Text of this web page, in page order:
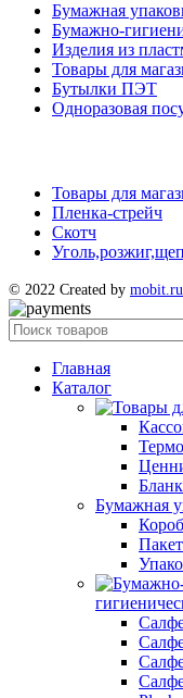
Бумажная
Бумажно-
Изделия из
Товары для
Бутылки ПЭТ
Одноразовая
Товары для
Пленка-стрейч
Скотч
© 2022 Created by mobit.ru
Главная
Каталог
Бумажная